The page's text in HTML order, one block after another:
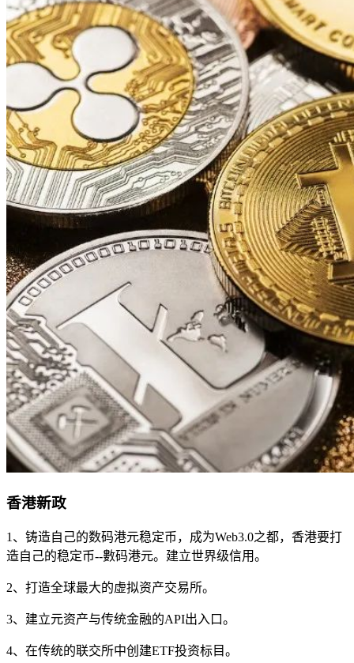
香港新政
1、铸造自己的数码港元稳定币，成为Web3.0之都，香港要打
造自己的稳定币--數码港元。建立世界级信用。
2、打造全球最大的虚拟资产交易所。
3、建立元资产与传统金融的API出入口。
4、在传统的联交所中创建ETF投资标目。